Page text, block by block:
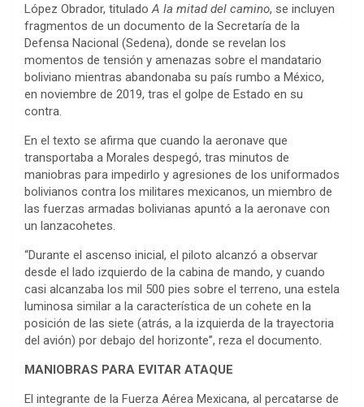
López Obrador, tituladoA la mitad del camino, se incluyen
fragmentos de un documento de la Secretaría de la
Defensa Nacional (Sedena), donde se revelan los
momentos de tensión y amenazas sobre el mandatario
boliviano mientras abandonaba su país rumbo a México,
en noviembre de 2019, tras el golpe de Estado en su
contra.
En el texto se afirma que cuando la aeronave que
transportaba a Morales despegó, tras minutos de
maniobras para impedirlo y agresiones de los uniformados
bolivianos contra los militares mexicanos, un miembro de
las fuerzas armadas bolivianas apuntó a la aeronave con
un lanzacohetes.
“Durante el ascenso inicial, el piloto alcanzó a observar
desde el lado izquierdo de la cabina de mando, y cuando
casi alcanzaba los mil 500 pies sobre el terreno, una estela
luminosa similar a la característica de un cohete en la
posición de las siete (atrás, a la izquierda de la trayectoria
del avión) por debajo del horizonte”, reza el documento.
MANIOBRAS PARA EVITAR ATAQUE
El integrante de la Fuerza Aérea Mexicana, al percatarse de